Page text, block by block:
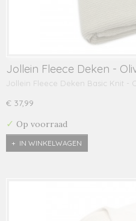
Jollein Fleece Deken -
Jollein Fleece Deken Basic Knit -
€ 37,99
✓ Op voorraad
IN WINKELWAGEN